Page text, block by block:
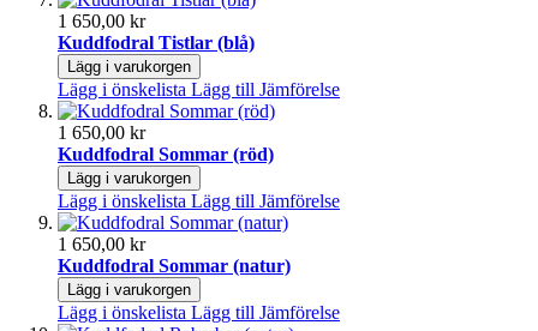
1 650,00 kr
Kuddfodral Tistlar (blå)
Lägg i varukorgen
Lägg i önskelista Lägg till Jämförelse
1 650,00 kr
Kuddfodral Sommar (röd)
Lägg i varukorgen
Lägg i önskelista Lägg till Jämförelse
1 650,00 kr
Kuddfodral Sommar (natur)
Lägg i varukorgen
Lägg i önskelista Lägg till Jämförelse